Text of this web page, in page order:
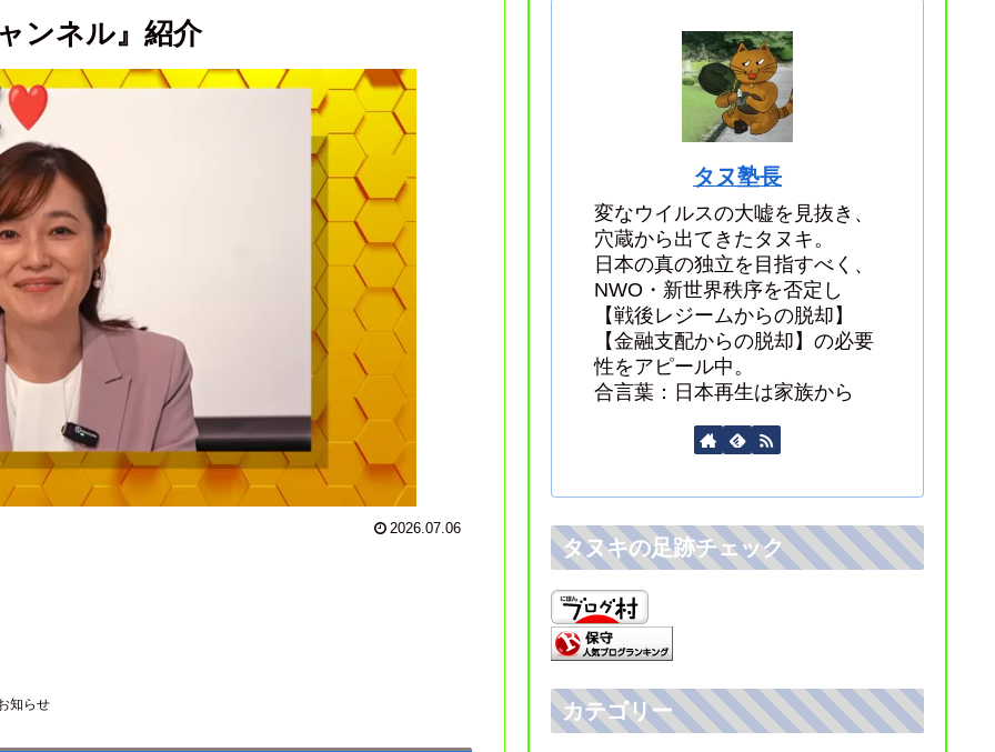
ンネル』紹介
2026.07.06
知らせ
タヌ塾長
変なウイルスの大嘘を見抜き、
穴蔵から出てきたタヌキ。
日本の真の独立を目指すべく、
NWO・新世界秩序を否定し
【戦後レジームからの脱却】
【金融支配からの脱却】の必要
性をアピール中。
合言葉：日本再生は家族から
タヌキの足跡チェック
カテゴリー